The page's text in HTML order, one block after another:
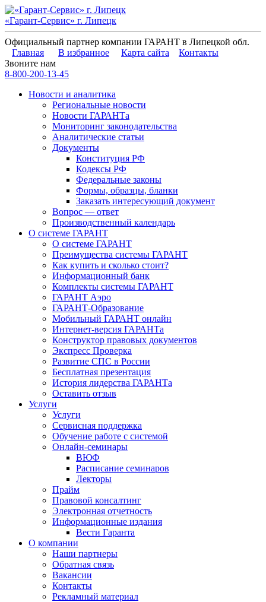
«Гарант-Сервис» г. Липецк
Официальный партнер компании ГАРАНТ в Липецкой обл.
Главная
В избранное Карта сайта
Контакты
Звоните нам
8-800-200-13-45
Новости и аналитика
Региональные новости
Новости ГАРАНТа
Мониторинг законодательства
Аналитические статьи
Документы
Конституция РФ
Кодексы РФ
Федеральные законы
Формы, образцы, бланки
Заказать интересующий документ
Вопрос — ответ
Производственный календарь
О системе ГАРАНТ
О системе ГАРАНТ
Преимущества системы ГАРАНТ
Как купить и сколько стоит?
Информационный банк
Комплекты системы ГАРАНТ
ГАРАНТ Аэро
ГАРАНТ-Образование
Мобильный ГАРАНТ онлайн
Интернет-версия ГАРАНТа
Конструктор правовых документов
Экспресс Проверка
Развитие СПС в России
Бесплатная презентация
История лидерства ГАРАНТа
Оставить отзыв
Услуги
Услуги
Сервисная поддержка
Обучение работе с системой
Онлайн-семинары
ВЮФ
Расписание семинаров
Лекторы
Прайм
Правовой консалтинг
Электронная отчетность
Информационные издания
Вести Гаранта
О компании
Наши партнеры
Обратная связь
Вакансии
Контакты
Рекламный материал